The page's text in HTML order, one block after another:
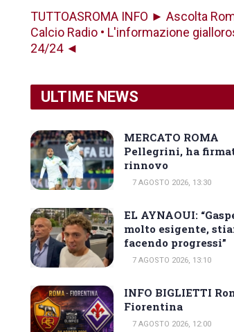
TUTTOASROMA INFO ► Ascolta
Calcio Radio • L'informazione
24/24 ◄
ULTIME NEWS
MERCATO ROMA
Pellegrini, ha
rinnovo
7 AGOSTO 2026, 13:30
EL AYNAOUI:
molto esigente,
facendo progressi”
7 AGOSTO 2026, 13:10
INFO BIGLIETTI
Fiorentina
7 AGOSTO 2026, 12:00